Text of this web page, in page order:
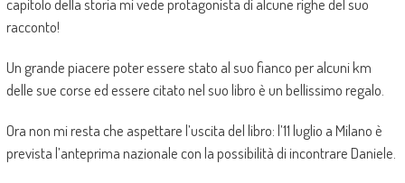
capitolo della storia mi vede protagonista di alcune righe del suo
racconto!
Un grande piacere poter essere stato al suo fianco per alcuni km
delle sue corse ed essere citato nel suo libro è un bellissimo regalo.
Ora non mi resta che aspettare l’uscita del libro: l’11 luglio a Milano è
prevista l’anteprima nazionale con la possibilità di incontrare Daniele.